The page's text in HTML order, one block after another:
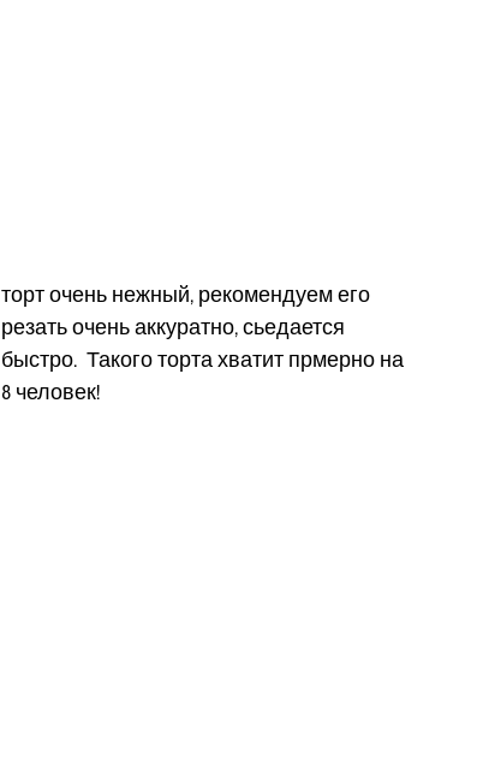
торт очень нежный, рекомендуем его
резать очень аккуратно, сьедается
быстро.  Такого торта хватит прмерно на
8 человек!